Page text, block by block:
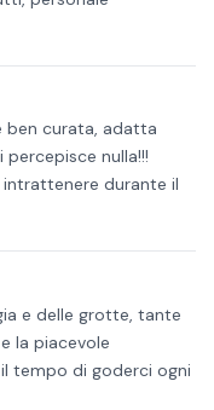
ben curata, adatta
nulla!!!
durante il
e delle grotte, tante
la piacevole
tempo di goderci ogni